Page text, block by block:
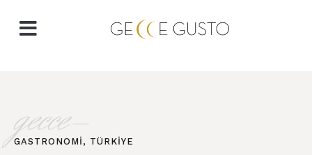
gecce-
GASTRONOMI , TÜRKIYE